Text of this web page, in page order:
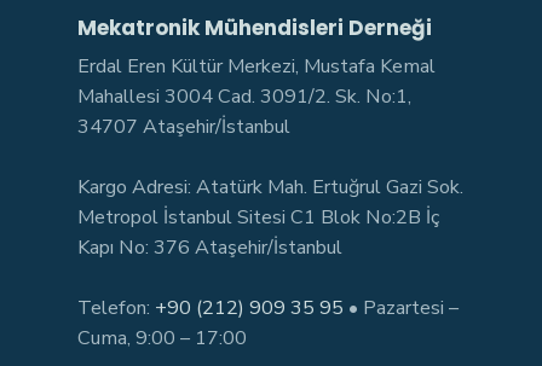
Mekatronik Mühendisleri Derneği
Erdal Eren Kültür Merkezi, Mustafa Kemal
Mahallesi 3004 Cad. 3091/2. Sk. No:1,
34707 Ataşehir/İstanbul
Kargo Adresi: Atatürk Mah. Ertuğrul Gazi Sok.
Metropol İstanbul Sitesi C1 Blok No:2B İç
Kapı No: 376 Ataşehir/İstanbul
Telefon: +90 (212) 909 35 95 • Pazartesi –
Cuma, 9:00 – 17:00